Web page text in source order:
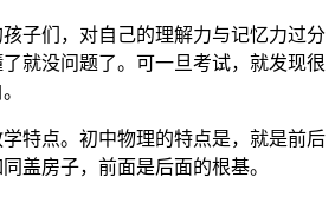
子们，对自己的理解力与记忆力过分
就没问题了。可一旦考试，就发现很
特点。初中物理的特点是，就是前后
盖房子，前面是后面的根基。